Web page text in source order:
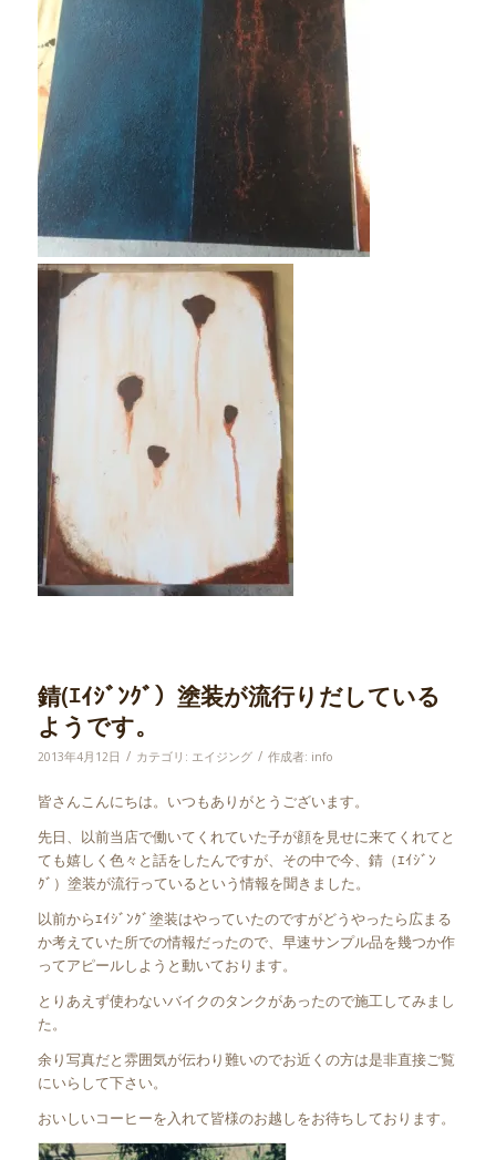
錆(ｴｲｼﾞﾝｸﾞ）塗装が流行りだしている
ようです。
2013年4月12日 / カテゴリ: エイジング / 作成者: info
皆さんこんにちは。いつもありがとうございます。
先日、以前当店で働いてくれていた子が顔を見せに来てくれてと
ても嬉しく色々と話をしたんですが、その中で今、錆（ｴｲｼﾞﾝ
ｸﾞ）塗装が流行っているという情報を聞きました。
以前からｴｲｼﾞﾝｸﾞ塗装はやっていたのですがどうやったら広まる
か考えていた所での情報だったので、早速サンプル品を幾つか作
ってアピールしようと動いております。
とりあえず使わないバイクのタンクがあったので施工してみまし
た。
余り写真だと雰囲気が伝わり難いのでお近くの方は是非直接ご覧
にいらして下さい。
おいしいコーヒーを入れて皆様のお越しをお待ちしております。